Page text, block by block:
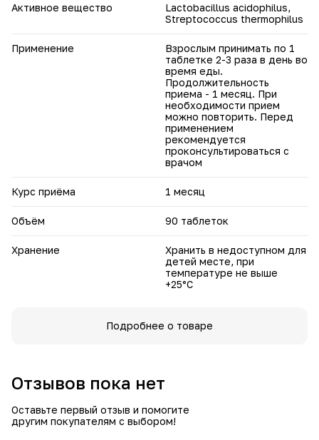
Активное вещество
Lactobacillus acidophilus,
Streptococcus thermophilus
Применение
Взрослым принимать по 1
таблетке 2-3 раза в день во
время еды.
Продолжительность
приема - 1 месяц. При
необходимости прием
можно повторить. Перед
применением
рекомендуется
проконсультироваться с
врачом
Курс приёма 1 месяц
Объём 90 таблеток
Хранение
Хранить в недоступном для
детей месте, при
температуре не выше
+25°С
Подробнее о товаре
Отзывов пока нет
Оставьте первый отзыв и помогите
другим покупателям с выбором!